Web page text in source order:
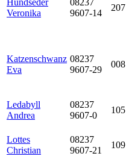
Hundseder
Veronika
08237
9607-14
207
Katzenschwanz
Eva
08237
9607-29
008
Ledabyll
Andrea
08237
9607-0
105
Lottes
Christian
08237
9607-21
109